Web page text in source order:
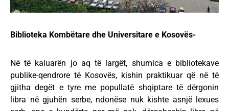
Biblioteka Kombëtare dhe Universitare e Kosovës-
Në të kaluarën jo aq të largët, shumica e bibliotekave
publike-qendrore të Kosovës, kishin praktikuar që në të
gjitha degët e tyre me popullatë shqiptare të dërgonin
libra në gjuhën serbe, ndonëse nuk kishte asnjë lexues